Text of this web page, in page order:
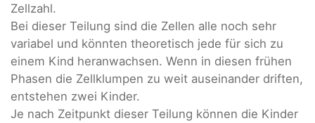
Zellzahl.
Bei dieser Teilung sind die Zellen alle noch sehr
variabel und könnten theoretisch jede für sich zu
einem Kind heranwachsen. Wenn in diesen frühen
Phasen die Zellklumpen zu weit auseinander driften,
entstehen zwei Kinder.
Je nach Zeitpunkt dieser Teilung können die Kinder